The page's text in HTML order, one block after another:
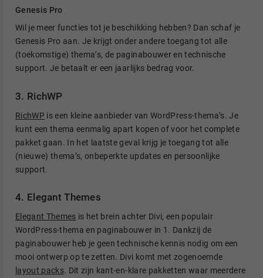
Genesis Pro
Wil je meer functies tot je beschikking hebben? Dan schaf je
Genesis Pro aan. Je krijgt onder andere toegang tot alle
(toekomstige) thema’s, de paginabouwer en technische
support. Je betaalt er een jaarlijks bedrag voor.
3. RichWP
RichWP is een kleine aanbieder van WordPress-thema’s. Je
kunt een thema eenmalig apart kopen of voor het complete
pakket gaan. In het laatste geval krijg je toegang tot alle
(nieuwe) thema’s, onbeperkte updates en persoonlijke
support.
4. Elegant Themes
Elegant Themes is het brein achter Divi, een populair
WordPress-thema en paginabouwer in 1. Dankzij de
paginabouwer heb je geen technische kennis nodig om een
mooi ontwerp op te zetten. Divi komt met zogenoemde
layout packs. Dit zijn kant-en-klare pakketten waar meerdere